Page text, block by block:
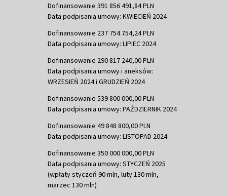
Dofinansowanie 391 856 491,84 PLN
Data podpisania umowy: KWIECIEŃ 2024
Dofinansowanie 237 754 754,24 PLN
Data podpisania umowy: LIPIEC 2024
Dofinansowanie 290 817 240,00 PLN
Data podpisania umowy i aneksów:
WRZESIEŃ 2024 i GRUDZIEŃ 2024
Dofinansowanie 539 800 000,00 PLN
Data podpisania umowy: PAŹDZIERNIK 2024
Dofinansowanie 49 848 800,00 PLN
Data podpisania umowy: LISTOPAD 2024
Dofinansowanie 350 000 000,00 PLN
Data podpisania umowy: STYCZEŃ 2025
(wpłaty styczeń 90 mln, luty 130 mln,
marzec 130 mln)